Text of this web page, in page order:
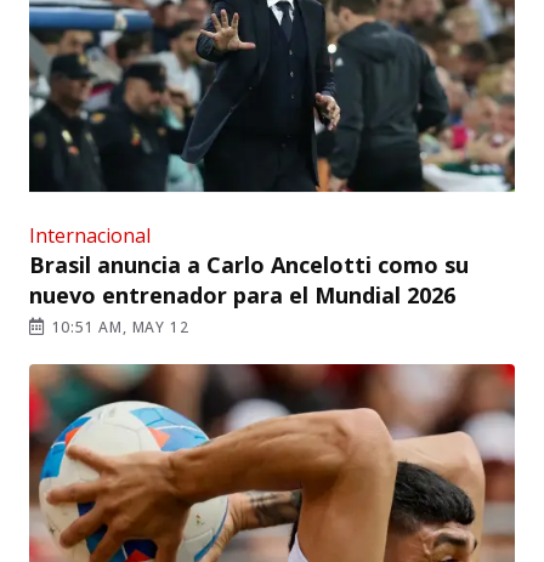
Internacional
Brasil anuncia a Carlo Ancelotti como su
nuevo entrenador para el Mundial 2026
10:51 AM, MAY 12